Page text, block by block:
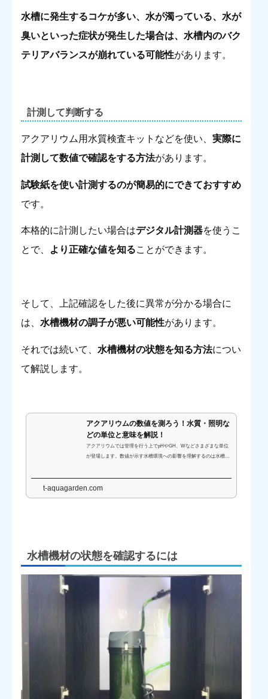
水槽に発生するコケが多い、水が濁っている、水が
臭いといった症状が発生した場合は、水槽内のバク
テリアバランスが崩れている可能性があります。
計測して判断する
アクアリウム用水質検査キットなどを使い、 実際に
計測して数値で確認をする方法があります。
試験紙を使い計測するのが簡易的にできておすすめ
です。
本格的に計測したい場合はデジタル計測器を使うこ
とで、
より正確な値を知ることができます。
そして、上記確認をした後に異常が分かる場合に
は、 水槽機材の調子が悪い可能性があります。
それでは続いて、 水槽機材の状態を知る方法につい
て解説します。
アクアリウムの数値を測ろう！水質・照明な
どの単位と意味を解説！
アクアリウムでは管理を行う上でpHやGH、Wなどさまざまな単位
が登場します。数値が示す水槽環境への影響を理解するのは水槽管
t-aquagarden.com
水槽機材の状態を確認するには